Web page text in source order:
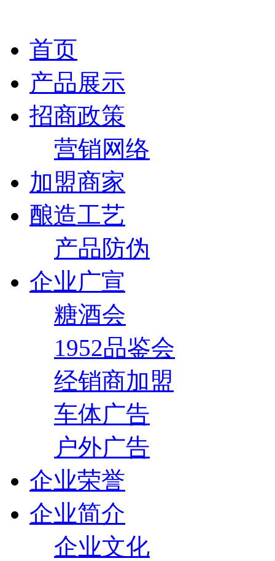
首页
产品展示
招商政策
营销网络
加盟商家
酿造工艺
产品防伪
企业广宣
糖酒会
1952品鉴会
经销商加盟
车体广告
户外广告
企业荣誉
企业简介
企业文化